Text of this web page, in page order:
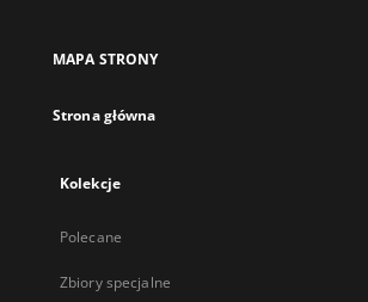
MAPA STRONY
Strona główna
Kolekcje
Polecane
Zbiory specjalne